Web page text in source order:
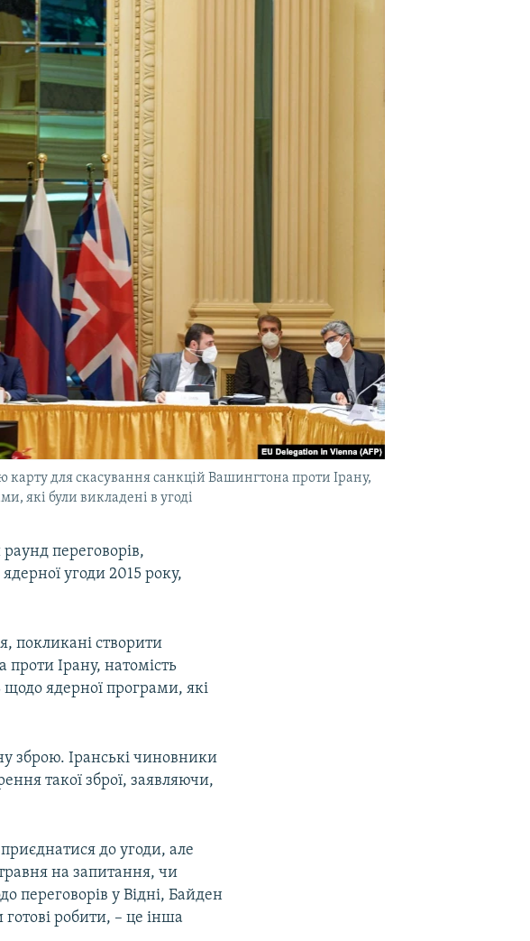
карту для скасування санкцій Вашингтона проти Ірану,
які були викладені в угоді
переговорів,
угоди 2015 року,
покликані створити
Ірану, натомість
ядерної програми, які
зброю. Іранські чиновники
такої зброї, заявляючи,
до угоди, але
на запитання, чи
переговорів у Відні, Байден
готові робити, – це інша